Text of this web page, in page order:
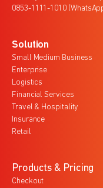
0853-1111-1010
Solution
Small Medium Business
Enterprise
Logistics
Financial Services
Travel & Hospitality
Insurance
Retail
Products & Pricing
Checkout